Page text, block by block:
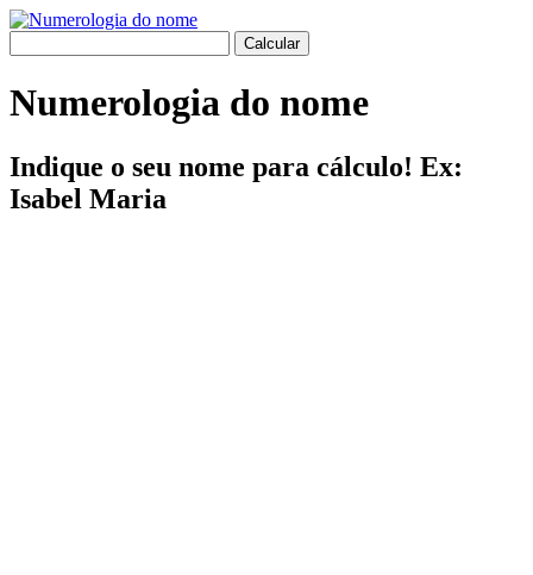
Numerologia do nome
Indique o seu nome para cálculo! Ex:
Isabel Maria